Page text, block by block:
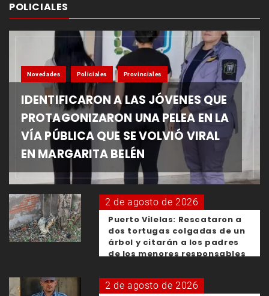
POLICIALES
Novedades Policiales Provinciales
IDENTIFICARON A LAS JÓVENES QUE
PROTAGONIZARON UNA PELEA EN LA
VÍA PÚBLICA QUE SE VOLVIÓ VIRAL
EN MARGARITA BELÉN
2 de agosto de 2026
Puerto Vilelas: Rescataron a
dos tortugas colgadas de un
árbol y citarán a los padres
de los menores responsables
2 de agosto de 2026